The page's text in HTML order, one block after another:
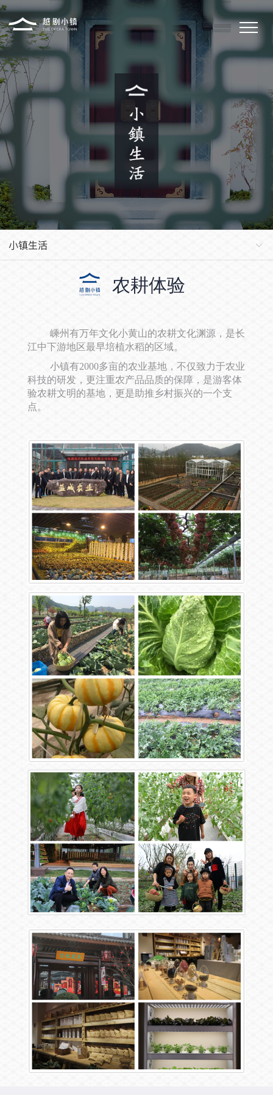
小镇概况
小镇文化
小镇新闻
小镇生活
联系我们
小镇生活
农耕体验
嵊州有万年文化小黄山的农耕文化渊源，是长
江中下游地区最早培植水稻的区域。
小镇有2000多亩的农业基地，不仅致力于农业
科技的研发，更注重农产品品质的保障，是游客体
验农耕文明的基地，更是助推乡村振兴的一个支
点。